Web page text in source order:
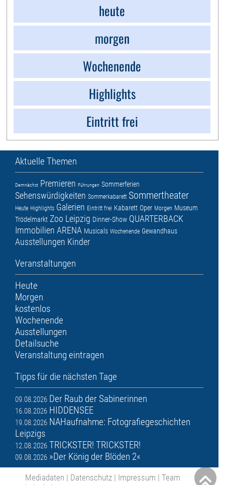
heute
morgen
Wochenende
Highlights
Eintritt frei
Aktuelle Themen
Demnächst Premieren Führungen Sommerferien
Sehenswürdigkeiten Sommerkabarett Sommertheater
Heute Highlights Galerien Eintritt frei Kabarett Oper Morgen Museum
Trödelmarkt Zoo Leipzig Dinner-Show QUARTERBACK
Immobilien ARENA Musicals Wochenende Gewandhaus
Ausstellungen Kinder
Veranstaltungen
Heute
Morgen
kostenlos
Wochenende
Ausstellungen
Detailsuche
Veranstaltung eintragen
Tipps für die nächsten Tage
09.08.2026 Der Raub der Sabinerinnen
16.08.2026 HIDDENSEE
19.08.2026 NAHaufnahme: Fotografiegeschichten
Leipzigs
12.08.2026 TRICKSTER! TRICKSTER!
09.08.2026 »Der König der Blöden 2«
Mediadaten | Datenschutz | Impressum | Team